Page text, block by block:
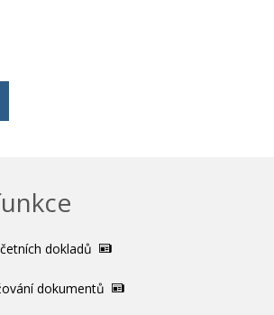
dokladů
dokumentů